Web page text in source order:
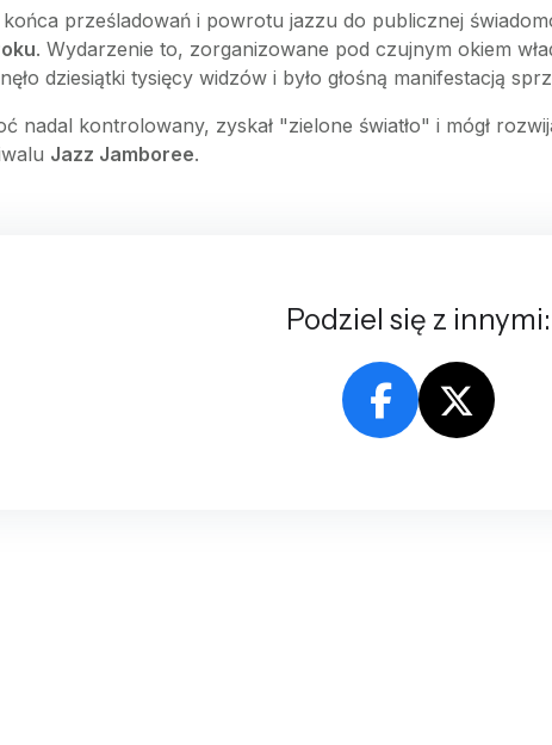
prześladowań i powrotu jazzu do publicznej
. Wydarzenie to, zorganizowane pod czujnym okiem
dziesiątki tysięcy widzów i było głośną manifestacją
nadal kontrolowany, zyskał "zielone światło" i mógł
Jazz Jamboree.
Podziel się z innymi: